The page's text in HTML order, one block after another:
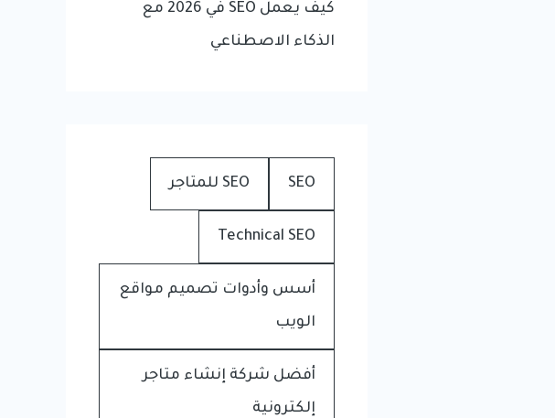
كيف يعمل SEO في 2026 مع
الذكاء الاصطناعي
SEO SEO للمتاجر
Technical SEO
أسس وأدوات تصميم مواقع
الويب
أفضل شركة إنشاء متاجر
إلكترونية